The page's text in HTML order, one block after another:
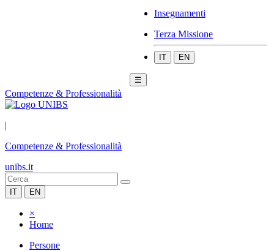
Insegnamenti
Terza Missione
IT EN
☰
Competenze & Professionalità
|
Competenze & Professionalità
unibs.it
IT EN
×
Home
Persone